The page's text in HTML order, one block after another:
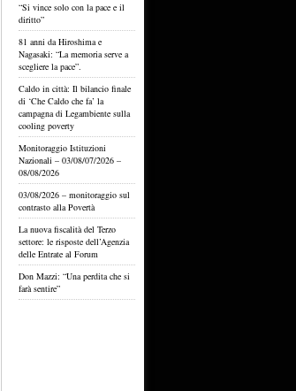
“Si vince solo con la pace e il
diritto”
81 anni da Hiroshima e
Nagasaki: “La memoria serve a
scegliere la pace”.
Caldo in città: Il bilancio finale
di ‘Che Caldo che fa’ la
campagna di Legambiente sulla
cooling poverty
Monitoraggio Istituzioni
Nazionali – 03/08/07/2026 –
08/08/2026
03/08/2026 – monitoraggio sul
contrasto alla Povertà
La nuova fiscalità del Terzo
settore: le risposte dell’Agenzia
delle Entrate al Forum
Don Mazzi: “Una perdita che si
farà sentire”